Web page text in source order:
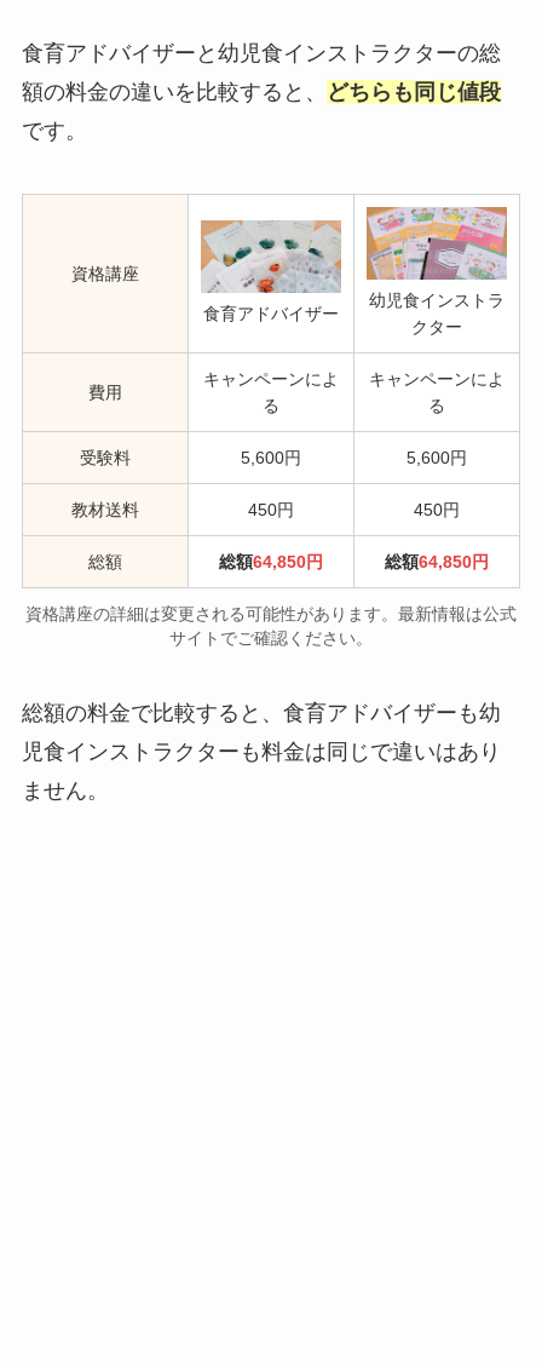
食育アドバイザーと幼児食インストラクターの総
額の料金の違いを比較すると、
どちらも同じ値段
です。
資格講座
食育アドバイザー
幼児食インストラ
クター
費用
キャンペーンによ
る
キャンペーンによ
る
受験料 5,600円 5,600円
教材送料 450円 450円
総額 総額64,850円 総額64,850円
資格講座の詳細は変更される可能性があります。最新情報は公式
サイトでご確認ください。
総額の料金で比較すると、食育アドバイザーも幼
児食インストラクターも料金は同じで違いはあり
ません。